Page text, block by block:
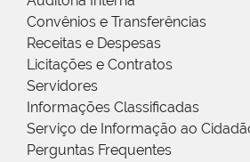
Convênios e Transferências
Receitas e Despesas
Licitações e Contratos
Servidores
Informações Classificadas
Serviço de Informação ao
Perguntas Frequentes